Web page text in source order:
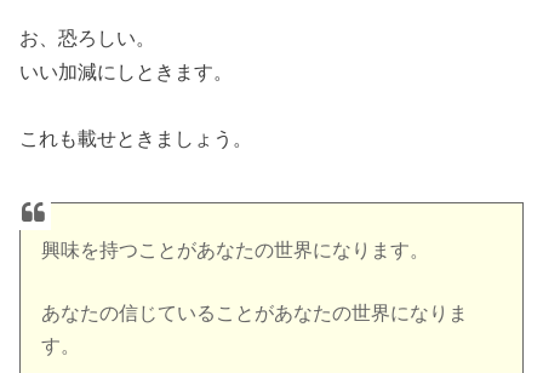
お、恐ろしい。
いい加減にしときます。
これも載せときましょう。
興味を持つことがあなたの世界になります。
あなたの信じていることがあなたの世界になりま
す。